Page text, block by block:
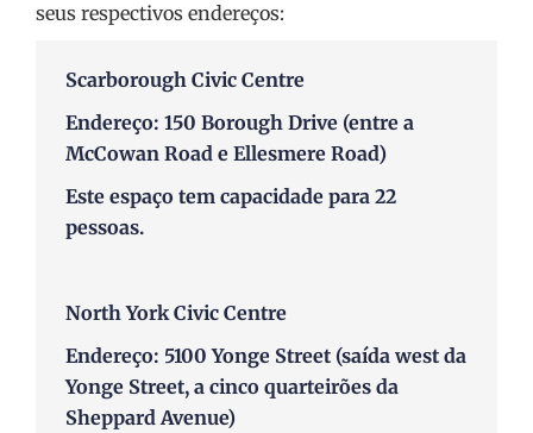
seus respectivos endereços:
Scarborough Civic Centre
Endereço: 150 Borough Drive (entre a
McCowan Road e Ellesmere Road)
Este espaço tem capacidade para 22
pessoas.
North York Civic Centre
Endereço: 5100 Yonge Street (saída west da
Yonge Street, a cinco quarteirões da
Sheppard Avenue)